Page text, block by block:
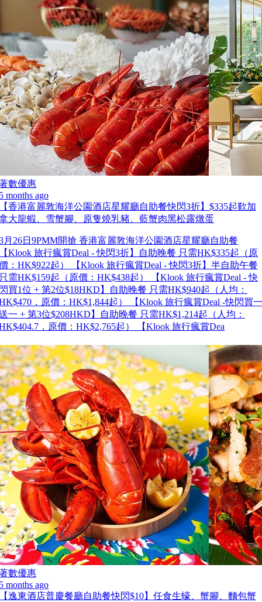
數優惠
months ago
香港富麗敦海洋公園酒店星耀廳自助餐快閃3折】$335起歎加
大龍蝦、雪蟹腳、原隻燒乳豬、藍蟹肉黑松露燉蛋
月26日9PMM開搶 香港富麗敦海洋公園酒店星耀廳自助餐
Klook 旅行瘋賞Deal - 快閃3折】自助晚餐 只需HK$335起（原
：HK$922起） 【Klook 旅行瘋賞Deal - 快閃3折】半自助午餐
需HK$159起（原價：HK$438起） 【Klook 旅行瘋賞Deal - 快
買1位 + 第2位$18HKD】自助晚餐 只需HK$940起（人均：
，原價：HK$1,844起） 【Klook 旅行瘋賞Deal -快閃買一
一 + 第3位$208HKD】自助晚餐 只需HK$1,214起（人均：
，原價：HK$2,765起） 【Klook 旅行瘋賞Dea
數優惠
months ago
逸東酒店普慶餐廳自助餐快閃$10】任食生蠔、蟹腳、麵包蟹